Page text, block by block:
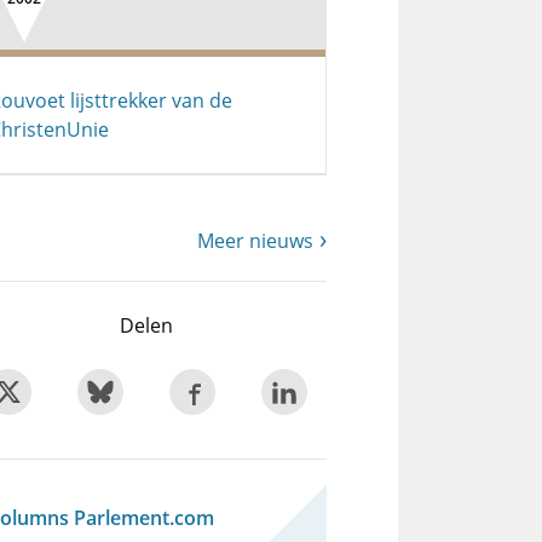
lijsttrekker van de
Meer nieuws
Delen
Parlement.com